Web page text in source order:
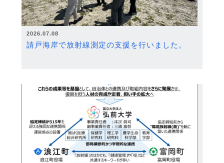
2026.07.08
請戸海岸で放射線測定の支援を行いました。